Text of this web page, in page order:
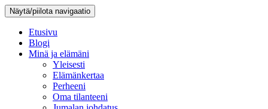
Näytä/piilota navigaatio
Etusivu
Blogi
Minä ja elämäni
Yleisesti
Elämänkertaa
Perheeni
Oma tilanteeni